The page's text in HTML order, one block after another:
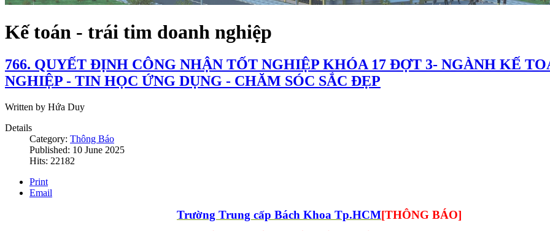
Kế toán - trái tim doanh nghiệp
766. QUYẾT ĐỊNH CÔNG NHẬN TỐT NGHIỆP KHÓA 17 ĐỢT 3- NGÀNH KẾ
NGHIỆP - TIN HỌC ỨNG DỤNG - CHĂM SÓC SẮC ĐẸP
Written by Hứa Duy
Details
Category: Thông Báo
Published: 10 June 2025
Hits: 22182
Print
Email
Trường Trung cấp Bách Khoa Tp.HCM[THÔNG BÁO]